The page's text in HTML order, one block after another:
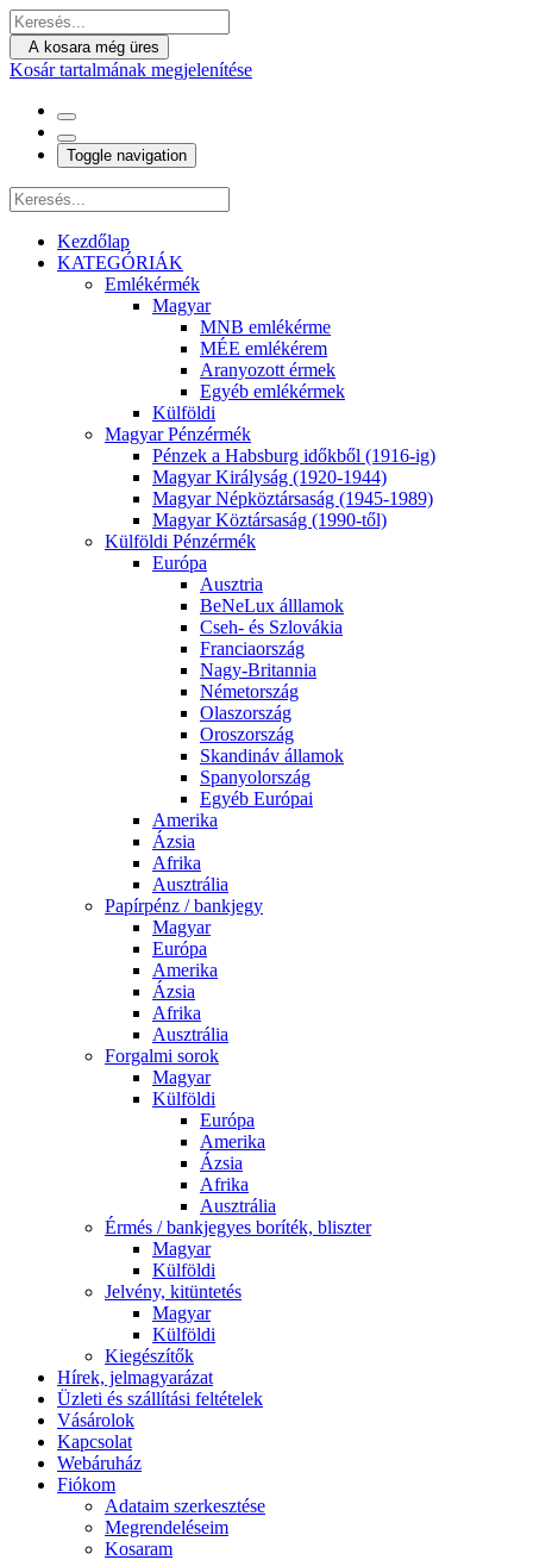
A kosara még üres
Kosár tartalmának megjelenítése
Toggle navigation
Kezdőlap
KATEGÓRIÁK
Emlékérmék
Magyar
MNB emlékérme
MÉE emlékérem
Aranyozott érmek
Egyéb emlékérmek
Külföldi
Magyar Pénzérmék
Pénzek a Habsburg időkből (1916-ig)
Magyar Királyság (1920-1944)
Magyar Népköztársaság (1945-1989)
Magyar Köztársaság (1990-től)
Külföldi Pénzérmék
Európa
Ausztria
BeNeLux álllamok
Cseh- és Szlovákia
Franciaország
Nagy-Britannia
Németország
Olaszország
Oroszország
Skandináv államok
Spanyolország
Egyéb Európai
Amerika
Ázsia
Afrika
Ausztrália
Papírpénz / bankjegy
Magyar
Európa
Amerika
Ázsia
Afrika
Ausztrália
Forgalmi sorok
Magyar
Külföldi
Európa
Amerika
Ázsia
Afrika
Ausztrália
Érmés / bankjegyes boríték, bliszter
Magyar
Külföldi
Jelvény, kitüntetés
Magyar
Külföldi
Kiegészítők
Hírek, jelmagyarázat
Üzleti és szállítási feltételek
Vásárolok
Kapcsolat
Webáruház
Fiókom
Adataim szerkesztése
Megrendeléseim
Kosaram